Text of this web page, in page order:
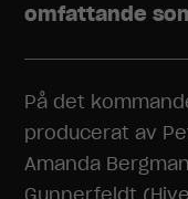
omfattande
På det
producerat av
Amanda
Gunnerfeldt